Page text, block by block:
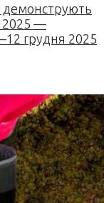
демонструють
2025 —
грудня 2025